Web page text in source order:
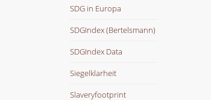
SDG in Europa
SDGIndex (Bertelsmann)
SDGIndex Data
Siegelklarheit
Slaveryfootprint